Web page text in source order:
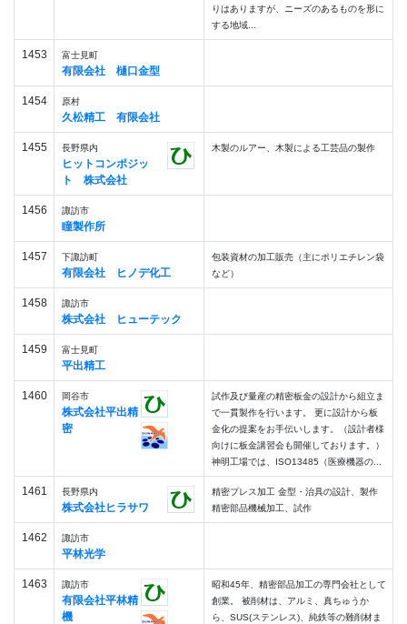
りはありますが、ニーズのあるものを形に
する地域...
1453 富士見町
有限会社 樋口金型
1454 原村
久松精工 有限会社
1455 長野県内
ヒットコンポジッ
ト 株式会社
木製のルアー、木製による工芸品の製作
1456 諏訪市
瞳製作所
1457 下諏訪町
有限会社 ヒノデ化工
包装資材の加工販売（主にポリエチレン袋
など）
1458 諏訪市
株式会社 ヒューテック
1459 富士見町
平出精工
1460 岡谷市
株式会社平出精
密
試作及び量産の精密板金の設計から組立ま
で一貫製作を行います。 更に設計から板
金化の提案をお手伝いします。（設計者様
向けに板金講習会も開催しております。）
神明工場では、ISO13485（医療機器の...
1461 長野県内
株式会社ヒラサワ
精密プレス加工 金型・治具の設計、製作
精密部品機械加工、試作
1462 諏訪市
平林光学
1463 諏訪市
有限会社平林精
機
昭和45年、精密部品加工の専門会社として
創業。 被削材は、アルミ、真ちゅうか
ら、SUS(ステンレス)、純鉄等の難削材ま